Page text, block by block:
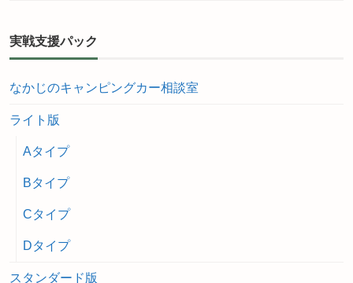
実戦支援パック
なかじのキャンピングカー相談室
ライト版
Aタイプ
Bタイプ
Cタイプ
Dタイプ
スタンダード版